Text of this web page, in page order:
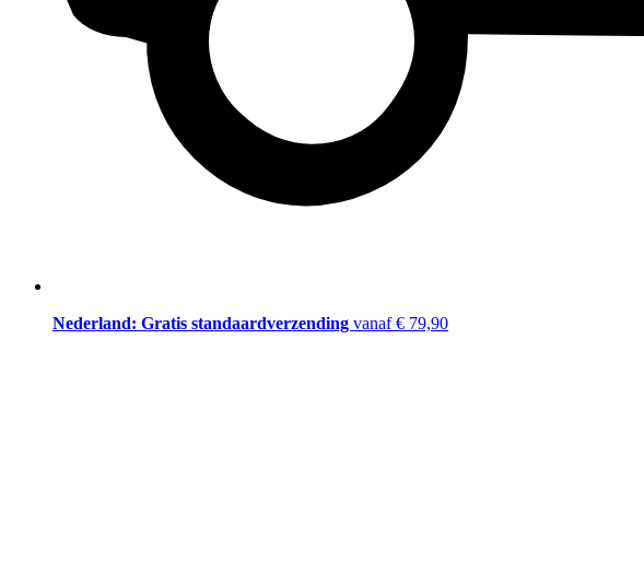
Nederland: Gratis standaardverzending vanaf € 79,90